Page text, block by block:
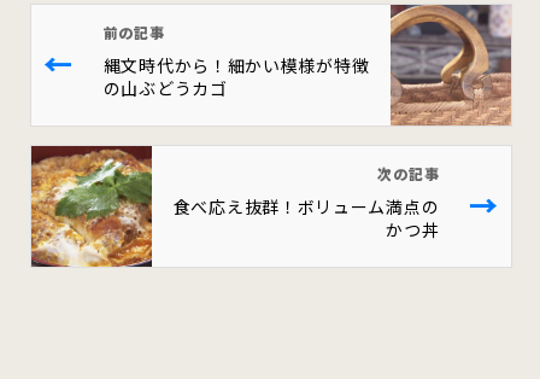
←
前の記事
縄文時代から！細かい模様が特徴
の山ぶどうカゴ
次の記事
食べ応え抜群！ボリューム満点の
かつ丼
→